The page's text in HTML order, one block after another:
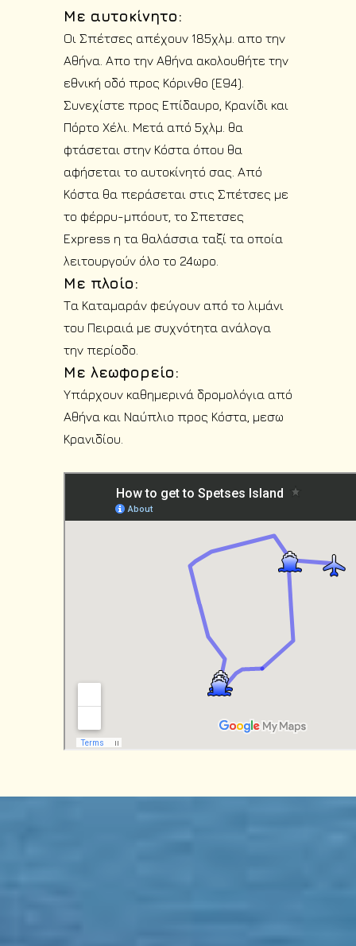
Με αυτοκίνητο:
Οι Σπέτσες απέχουν 185χλμ. απο την
Αθήνα. Απο την Αθήνα ακολουθήτε την
εθνική οδό προς Κόρινθο (Ε94).
Συνεχίστε προς Επίδαυρο, Κρανίδι και
Πόρτο Χέλι. Μετά από 5χλμ. θα
φτάσεται στην Κόστα όπου θα
αφήσεται το αυτοκίνητό σας. Από
Κόστα θα περάσεται στις Σπέτσες με
το φέρρυ-μπόουτ, το Σπετσες
Express η τα θαλάσσια ταξί τα οποία
λειτουργούν όλο το 24ωρο.
Με πλοίο:
Τα Καταμαράν φεύγουν από το λιμάνι
του Πειραιά με συχνότητα ανάλογα
την περίοδο.
Με λεωφορείο:
Υπάρχουν καθημερινά δρομολόγια από
Αθήνα και Ναύπλιο προς Κόστα, μεσω
Κρανιδίου.